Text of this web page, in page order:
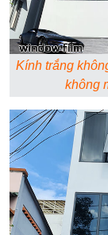
Kính trắng
không